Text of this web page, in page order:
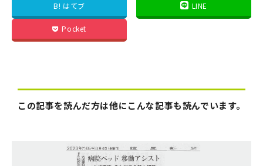
B! はてブ LINE
Pocket
この記事を読んだ方は他にこんな記事も読んでいます。